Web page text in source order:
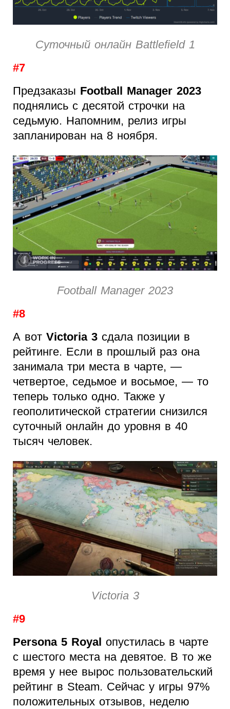
Суточный онлайн Battlefield 1
#7
Предзаказы Football Manager 2023
поднялись с десятой строчки на
седьмую. Напомним, релиз игры
запланирован на 8 ноября.
Football Manager 2023
#8
А вот Victoria 3 сдала позиции в
рейтинге. Если в прошлый раз она
занимала три места в чарте, —
четвертое, седьмое и восьмое, — то
теперь только одно. Также у
геополитической стратегии снизился
суточный онлайн до уровня в 40
тысяч человек.
Victoria 3
#9
Persona 5 Royal опустилась в чарте
с шестого места на девятое. В то же
время у нее вырос пользовательский
рейтинг в Steam. Сейчас у игры 97%
положительных отзывов, неделю